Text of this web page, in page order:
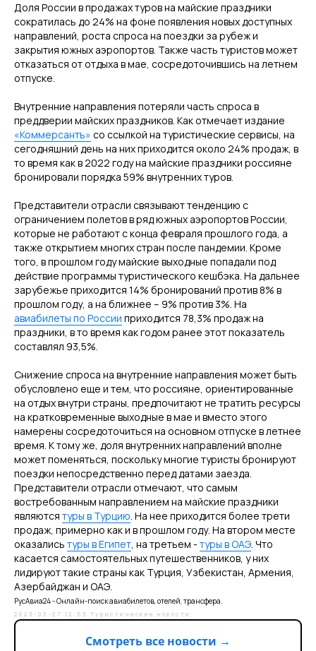
Доля России в продажах туров на майские праздники
сократилась до 24% на фоне появления новых доступных
направлений, роста спроса на поездки за рубеж и
закрытия южных аэропортов. Также часть туристов может
отказаться от отдыха в мае, сосредоточившись на летнем
отпуске.
Внутренние направления потеряли часть спроса в
преддверии майских праздников. Как отмечает издание
«Коммерсантъ» со ссылкой на туристические сервисы, на
сегодняшний день на них приходится около 24% продаж, в
то время как в 2022 году на майские праздники россияне
бронировали порядка 59% внутренних туров.
Представители отрасли связывают тенденцию с
ограничением полетов в ряд южных аэропортов России,
которые не работают с конца февраля прошлого года, а
также открытием многих стран после пандемии. Кроме
того, в прошлом году майские выходные попадали под
действие программы туристического кешбэка. На дальнее
зарубежье приходится 14% бронирований против 8% в
прошлом году, а на ближнее – 9% против 3%. На
авиабилеты по России приходится 78,3% продаж на
праздники, в то время как годом ранее этот показатель
составлял 93,5%.
Снижение спроса на внутренние направления может быть
обусловлено еще и тем, что россияне, ориентированные
на отдых внутри страны, предпочитают не тратить ресурсы
на кратковременные выходные в мае и вместо этого
намерены сосредоточиться на основном отпуске в летнее
время. К тому же, доля внутренних направлений вполне
может поменяться, поскольку многие туристы бронируют
поездки непосредственно перед датами заезда.
Представители отрасли отмечают, что самым
востребованным направлением на майские праздники
являются туры в Турцию. На нее приходится более трети
продаж, примерно как и в прошлом году. На втором месте
оказались туры в Египет, на третьем - туры в ОАЭ. Что
касается самостоятельных путешественников, у них
лидируют такие страны как Турция, Узбекистан, Армения,
Азербайджан и ОАЭ.
РусАвиа24 - Онлайн-поиск авиабилетов, отелей, трансфера.
2023-03-27 12:53 Туристические новости
Смотреть все новости →